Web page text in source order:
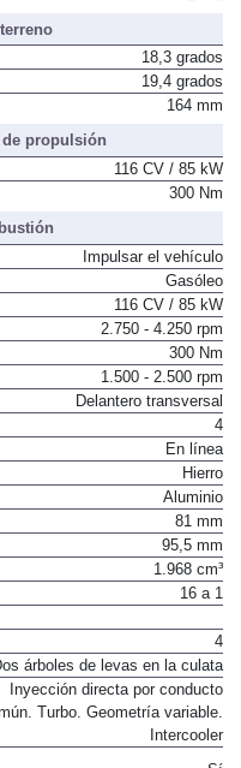
18,3 grados
19,4 grados
de propulsión
116 CV / 85 kW
Impulsar el vehículo
Gasóleo
116 CV / 85 kW
2.750 - 4.250 rpm
300 Nm
1.500 - 2.500 rpm
Delantero transversal
4
En línea
Hierro
Aluminio
81 mm
95,5 mm
1.968 cm³
4
Dos árboles de levas en la culata
Inyección directa por conducto
Turbo. Geometría variable.